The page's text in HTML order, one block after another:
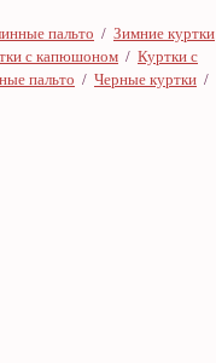
пальто / Зимние куртки
с капюшоном / Куртки с
пальто / Черные куртки /